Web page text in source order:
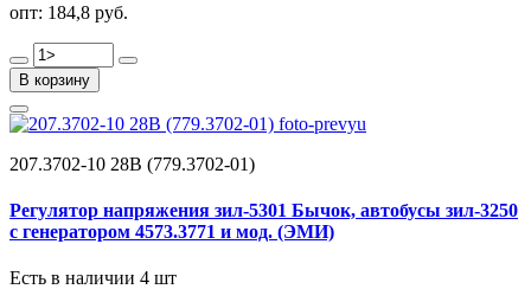
опт: 184,8 руб.
В корзину
207.3702-10 28В (779.3702-01)
Регулятор напряжения зил-5301 Бычок, автобусы зил-3250
с генератором 4573.3771 и мод. (ЭМИ)
Есть в наличии 4 шт